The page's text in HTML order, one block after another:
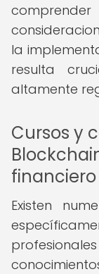
la
resulta
altamente
Cursos y
financiero
Existen